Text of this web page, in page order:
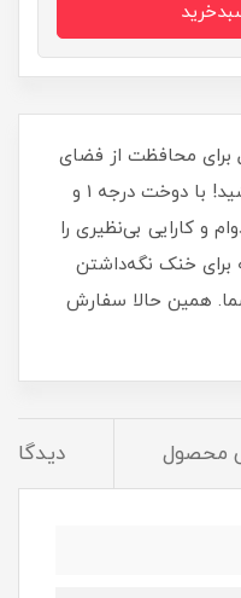
5 در 6، ایده‌آل برای محافظت از فضای
شما در برابر اشعه‌های مضر خورشید! با دوخت درجه 1 و
دوام و کارایی بی‌نظیری را
برای خنک نگه‌داشتن
همین حالا سفارش
محصول